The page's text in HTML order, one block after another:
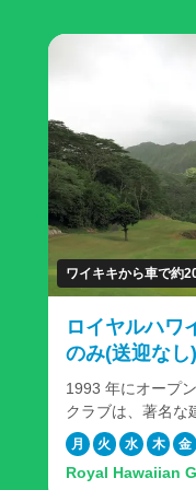
ワイキキから車で約
ロイヤルハワ
のみ(送迎なし)
1993 年にオープ
クラブは、著名な
イが共同設計した
の殿堂入りを果た
設計されました。
月 火 水 木 金
Royal Hawaiian